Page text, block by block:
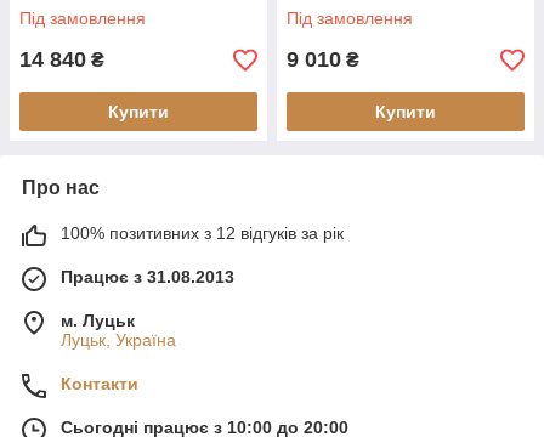
Під замовлення
14 840 ₴
Купити
Під замовлення
9 010 ₴
Купити
Про нас
100% позитивних з 12 відгуків за рік
Працює з 31.08.2013
м. Луцьк
Луцьк, Україна
Контакти
Сьогодні працює з 10:00 до 20:00